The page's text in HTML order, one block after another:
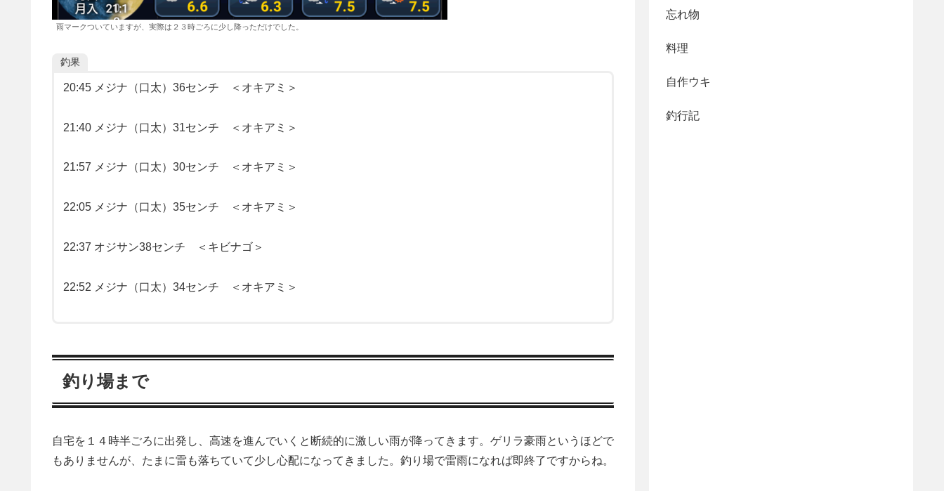
雨マークついていますが、実際は２３時ごろに少し降っただけでした。
釣果
20:45 メジナ（口太）36センチ ＜オキアミ＞
21:40 メジナ（口太）31センチ ＜オキアミ＞
21:57 メジナ（口太）30センチ ＜オキアミ＞
22:05 メジナ（口太）35センチ ＜オキアミ＞
22:37 オジサン38センチ ＜キビナゴ＞
22:52 メジナ（口太）34センチ ＜オキアミ＞
釣り場まで
自宅を１４時半ごろに出発し、高速を進んでいくと断続的に激しい雨が降ってきます。ゲリラ豪雨というほどで
もありませんが、たまに雷も落ちていて少し心配になってきました。釣り場で雷雨になれば即終了ですからね。
忘れ物
料理
自作ウキ
釣行記